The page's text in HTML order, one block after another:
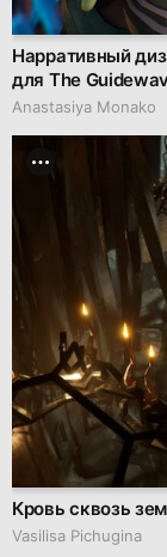
Нарративный
для The
Anastasiya Monako
Кровь сквозь
Vasilisa Pichugina